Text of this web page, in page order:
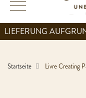
LIEFERUNG
Startseite Livre Creating